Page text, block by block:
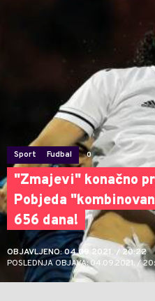
Sport Fudbal 0
"Zmajevi" konačno
Pobjeda
656 dana!
OBJAVLJENO: 04.09.2021. / 20:22
POSLEDNJA OBJAVA: 04.09.2021. /